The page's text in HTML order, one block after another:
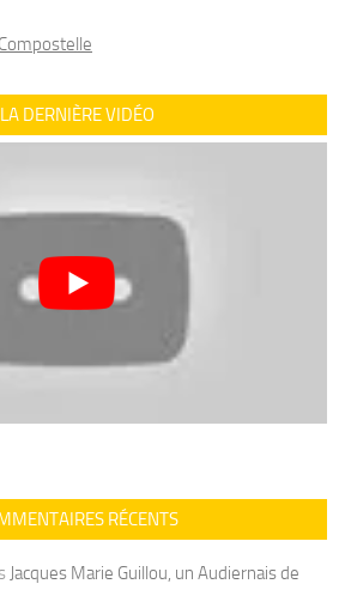
LA DERNIÈRE VIDÉO
RÉCENTS
Jacques Marie Guillou, un Audiernais de